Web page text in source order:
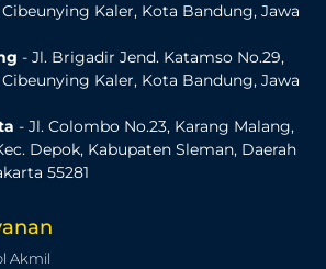
Kaler, Kota Bandung, Jawa
- Jl. Brigadir Jend. Katamso No.29,
Kaler, Kota Bandung, Jawa
- Jl. Colombo No.23, Karang Malang,
Depok, Kabupaten Sleman, Daerah
55281
Akmil